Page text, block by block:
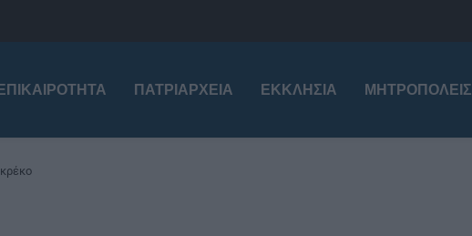
ΠΑΤΡΙΑΡΧΕΊΑ ΕΚΚΛΗΣΊΑ ΜΗΤΡΟΠΌΛΕΙΣ